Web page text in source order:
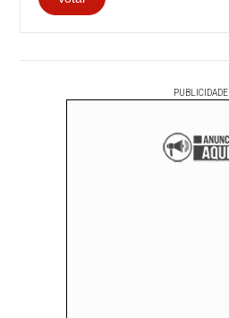
PUBLICIDADE